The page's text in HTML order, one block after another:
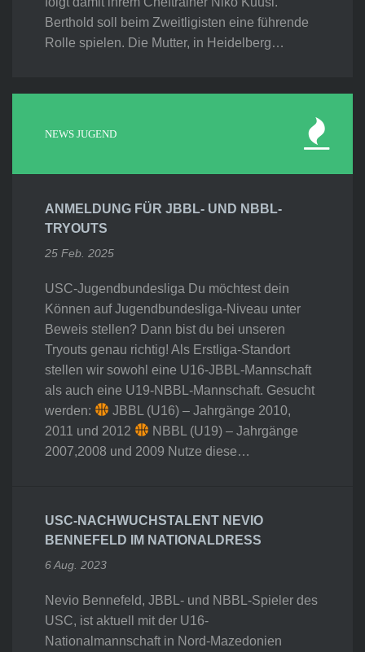
Berthold soll beim Zweitligisten eine führende
Rolle spielen. Die Mutter, in Heidelberg…
NEWS JUGEND
ANMELDUNG FÜR JBBL- UND NBBL-
TRYOUTS
25 Feb. 2025
USC-Jugendbundesliga Du möchtest dein
Können auf Jugendbundesliga-Niveau unter
Beweis stellen? Dann bist du bei unseren
Tryouts genau richtig! Als Erstliga-Standort
stellen wir sowohl eine U16-JBBL-Mannschaft
als auch eine U19-NBBL-Mannschaft. Gesucht
werden:
JBBL (U16) – Jahrgänge 2010,
2011 und 2012
NBBL (U19) – Jahrgänge
2007,2008 und 2009 Nutze diese…
USC-NACHWUCHSTALENT NEVIO
BENNEFELD IM NATIONALDRESS
6 Aug. 2023
Nevio Bennefeld, JBBL- und NBBL-Spieler des
USC, ist aktuell mit der U16-
Nationalmannschaft in Nord-Mazedonien